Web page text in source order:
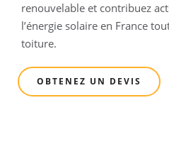
renouvelable et contribuez
l’énergie solaire en France
toiture.
OBTENEZ UN DEVIS